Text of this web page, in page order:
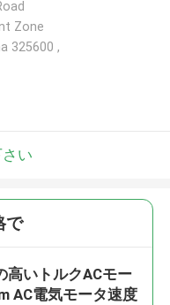
Zone
325600 ,
い
で
高いトルクACモー
AC電気モータ速度